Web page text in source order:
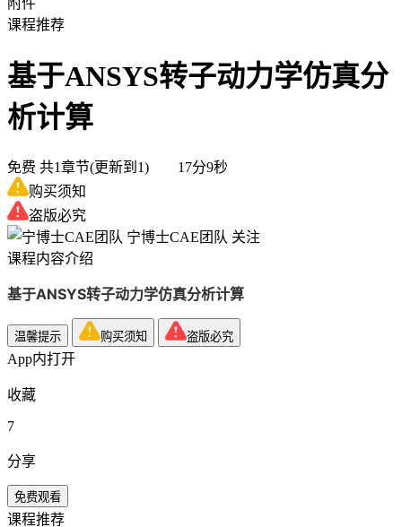
附件
课程推荐
基于ANSYS转子动力学仿真分
析计算
免费 共1章节(更新到1) 17分9秒
购买须知
盗版必究
宁博士CAE团队 关注
课程内容介绍
基于ANSYS转子动力学仿真分析计算
温馨提示 购买须知 盗版必究
App内打开
收藏
7
分享
免费观看
课程推荐